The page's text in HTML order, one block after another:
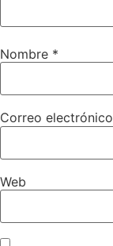
Nombre *
Correo electrónico
Web